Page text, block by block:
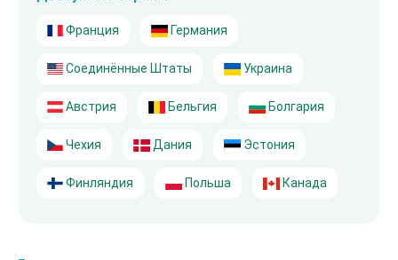
Франция Германия
Соединённые Штаты Украина
Австрия Бельгия Болгария
Чехия Дания Эстония
Финляндия Польша Канада